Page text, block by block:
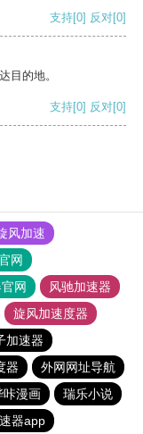
支持[0] 反对[0]
目的地。
支持[0] 反对[0]
风加速
网
网
风驰加速器
旋风加速度器
加速器
器
外网网址导航
咔漫画
瑞乐小说
器app